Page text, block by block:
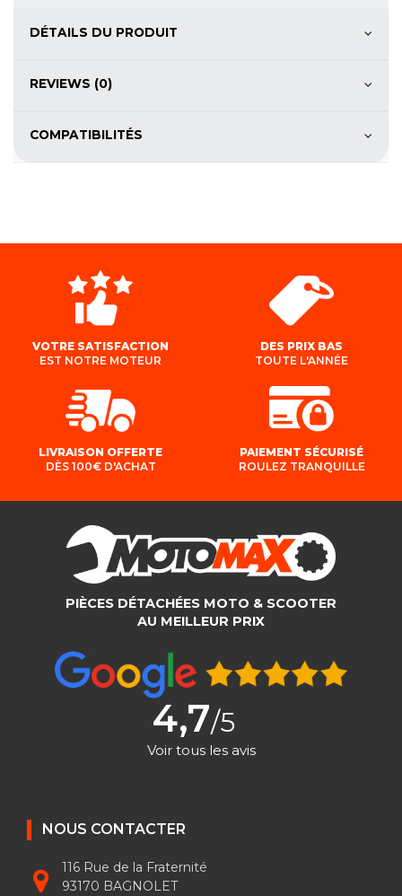
DÉTAILS DU PRODUIT
REVIEWS (0)
COMPATIBILITÉS
VOTRE SATISFACTION
EST NOTRE MOTEUR
DES PRIX BAS
TOUTE L'ANNÉE
LIVRAISON OFFERTE
DÈS 100€ D'ACHAT
PAIEMENT SÉCURISÉ
ROULEZ TRANQUILLE
PIÈCES DÉTACHÉES MOTO & SCOOTER
AU MEILLEUR PRIX
4,7/5
Voir tous les avis
NOUS CONTACTER
116 Rue de la Fraternité
93170 BAGNOLET